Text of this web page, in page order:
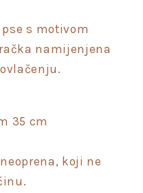
s motivom
namijenjena
35 cm
koji ne